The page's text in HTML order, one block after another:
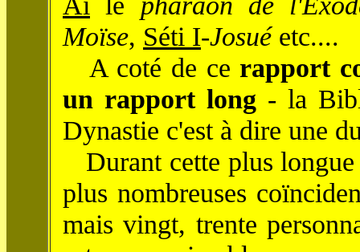
Moïse, Séti I-Josuéetc....
A coté de cerapport
un rapport long - la
Dynastie c'est à dire une
Durant cette plus
plus nombreuses
mais vingt, trente